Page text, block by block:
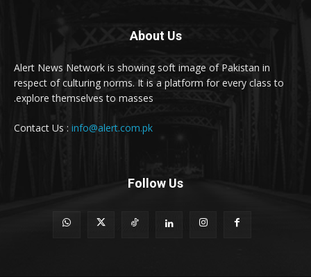
About Us
Alert News Network is showing soft image of Pakistan in
respect of culturing norms. It is a platform for every class to
explore themselves to masses.
Contact Us : info@alert.com.pk
Follow Us